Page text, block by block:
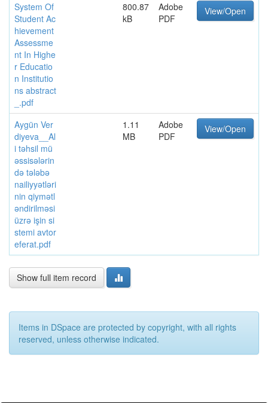
System Of
Student Ac
hievement
Assessme
nt In Highe
r Educatio
n Institutio
ns abstract
_.pdf
800.87
kB
Adobe
PDF
View/Open
Aygün Ver
diyeva__Al
i təhsil mü
əssisələrin
də tələbə
nailiyyətləri
nin qiymətl
əndirilməsi
üzrə işin si
stemi avtor
eferat.pdf
1.11
MB
Adobe
PDF
View/Open
Show full item record
Items in DSpace are protected by copyright, with all rights
reserved, unless otherwise indicated.